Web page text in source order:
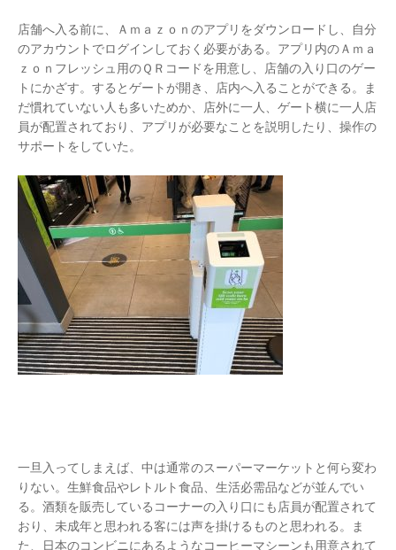
店舗へ入る前に、Ａｍａｚｏｎのアプリをダウンロードし、自分
のアカウントでログインしておく必要がある。アプリ内のＡｍａ
ｚｏｎフレッシュ用のＱＲコードを用意し、店舗の入り口のゲー
トにかざす。するとゲートが開き、店内へ入ることができる。ま
だ慣れていない人も多いためか、店外に一人、ゲート横に一人店
員が配置されており、アプリが必要なことを説明したり、操作の
サポートをしていた。
一旦入ってしまえば、中は通常のスーパーマーケットと何ら変わ
りない。生鮮食品やレトルト食品、生活必需品などが並んでい
る。酒類を販売しているコーナーの入り口にも店員が配置されて
おり、未成年と思われる客には声を掛けるものと思われる。ま
た、日本のコンビニにあるようなコーヒーマシーンも用意されて